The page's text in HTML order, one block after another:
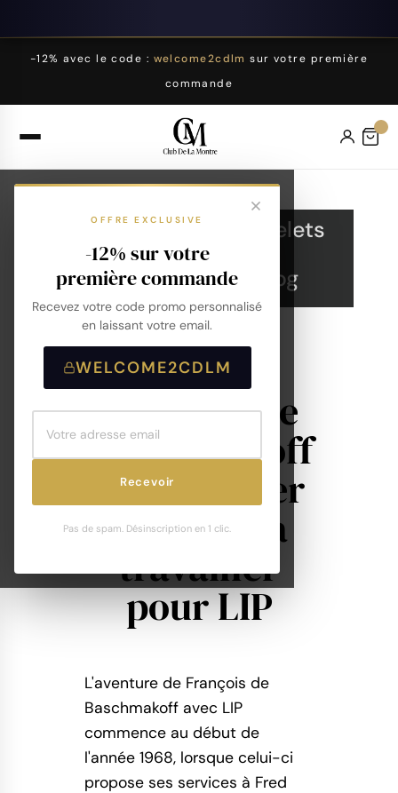
-12% avec le code : welcome2cdlm sur votre première
commande
OFFRE EXCLUSIVE
-12% sur votre
première commande
Recevez votre code promo personnalisé
en laissant votre email.
WELCOME2CDLM
Recevoir
Pas de spam. Désinscription en 1 clic.
Montres
Bracelets
Collections
Blog
François de
Baschmakoff
- Le premier
designer à
travailler
pour LIP
L'aventure de François de
Baschmakoff avec LIP
commence au début de
l'année 1968, lorsque celui-ci
propose ses services à Fred